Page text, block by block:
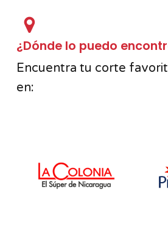
¿Dónde lo puedo
Encuentra tu corte
en: